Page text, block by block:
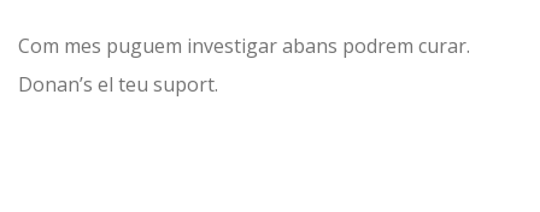
Com mes puguem investigar abans podrem curar.
Donan’s el teu suport.